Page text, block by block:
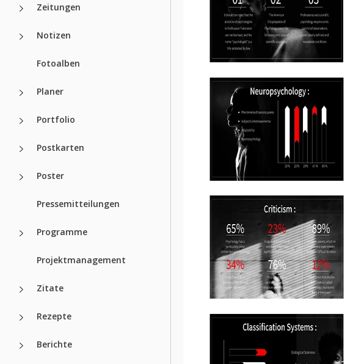
Zeitungen
Notizen
Fotoalben
Planer
Portfolio
Postkarten
Poster
Pressemitteilungen
Programme
Projektmanagement
Zitate
Rezepte
Berichte